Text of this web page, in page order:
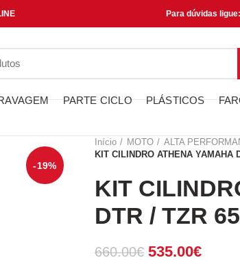
Para dúvidas
PARTE CICLO PLÁSTICOS
-19%
Início MOTO ALTA
KIT CILINDRO ATHENA YAMAHA
KIT
DTR / TZR
660.00€ O
535.00€O